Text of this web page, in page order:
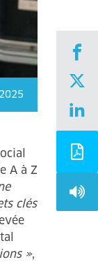
A à Z
clés
»,